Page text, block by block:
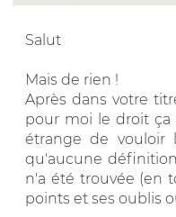
Salut
Mais de rien !
Après dans votre
pour moi le droit
étrange de vouloir
qu'aucune
n'a été trouvée (en
points et ses oublis